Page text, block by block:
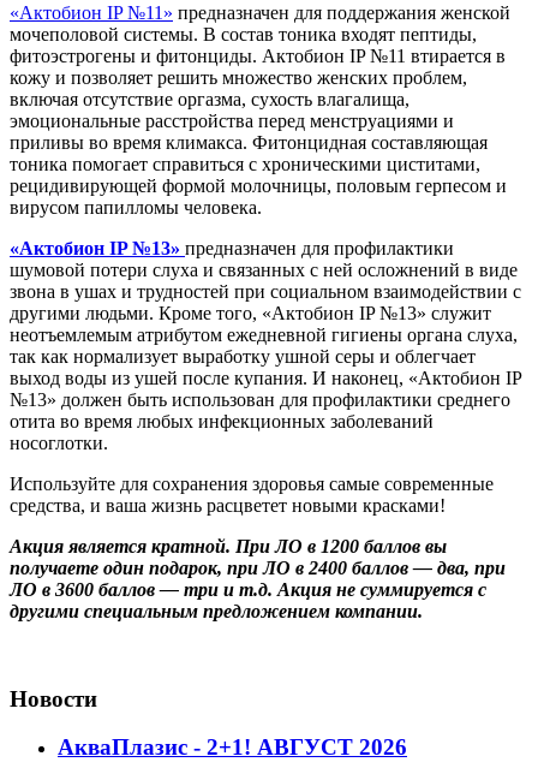
«Актобион IP №11» предназначен для поддержания женской
мочеполовой системы. В состав тоника входят пептиды,
фитоэстрогены и фитонциды. Актобион IP №11 втирается в
кожу и позволяет решить множество женских проблем,
включая отсутствие оргазма, сухость влагалища,
эмоциональные расстройства перед менструациями и
приливы во время климакса. Фитонцидная составляющая
тоника помогает справиться с хроническими циститами,
рецидивирующей формой молочницы, половым герпесом и
вирусом папилломы человека.
«Актобион IP №13» предназначен для профилактики
шумовой потери слуха и связанных с ней осложнений в виде
звона в ушах и трудностей при социальном взаимодействии с
другими людьми. Кроме того, «Актобион IP №13» служит
неотъемлемым атрибутом ежедневной гигиены органа слуха,
так как нормализует выработку ушной серы и облегчает
выход воды из ушей после купания. И наконец, «Актобион IP
№13» должен быть использован для профилактики среднего
отита во время любых инфекционных заболеваний
носоглотки.
Используйте для сохранения здоровья самые современные
средства, и ваша жизнь расцветет новыми красками!
Акция является кратной. При ЛО в 1200 баллов вы
получаете один подарок, при ЛО в 2400 баллов — два, при
ЛО в 3600 баллов — три и т.д. Акция не суммируется с
другими специальным предложением компании.
Новости
АкваПлазис - 2+1! АВГУСТ 2026